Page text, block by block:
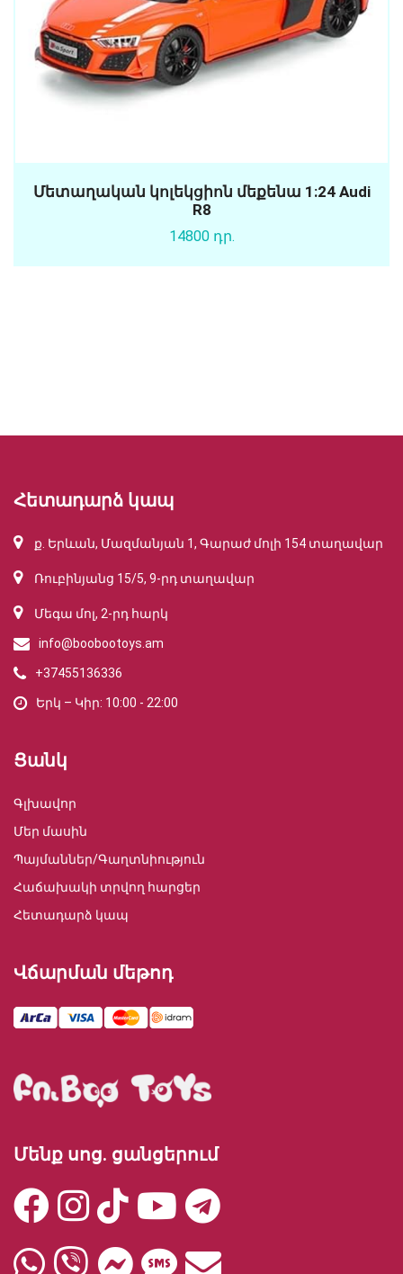
Մետաղական կոլեկցիոն մեքենա 1:24 Audi
R8
14800 դր.
Հետադարձ կապ
ք. Երևան, Մազմանյան 1, Գարաժ մոլի 154 տաղավար
Ռուբինյանց 15/5, 9-րդ տաղավար
Մեգա մոլ, 2-րդ հարկ
info@boobootoys.am
+37455136336
Երկ – Կիր: 10:00 - 22:00
Ցանկ
Գլխավոր
Մեր մասին
Պայմաններ/Գաղտնիություն
Հաճախակի տրվող հարցեր
Հետադարձ կապ
Վճարման մեթոդ
Մենք սոց. ցանցերում